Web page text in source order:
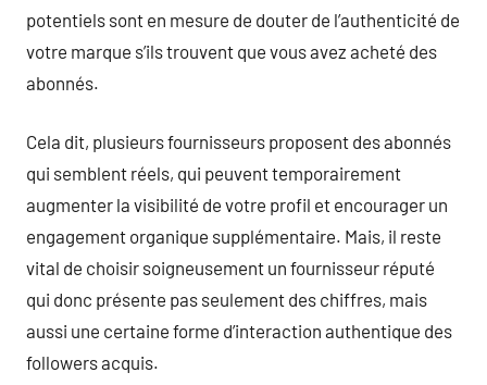
potentiels sont en mesure de douter de l’authenticité de
votre marque s’ils trouvent que vous avez acheté des
abonnés.
Cela dit, plusieurs fournisseurs proposent des abonnés
qui semblent réels, qui peuvent temporairement
augmenter la visibilité de votre profil et encourager un
engagement organique supplémentaire. Mais, il reste
vital de choisir soigneusement un fournisseur réputé
qui donc présente pas seulement des chiffres, mais
aussi une certaine forme d’interaction authentique des
followers acquis.